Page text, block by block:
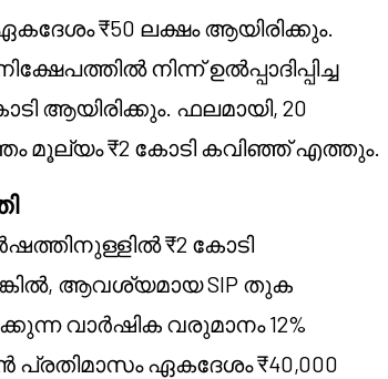
₹50 ലക്ഷം ആയിരിക്കും.
നിന്ന് ഉൽപ്പാദിപ്പിച്ച
ആയിരിക്കും. ഫലമായി, 20
മൂല്യം ₹2 കോടി കവിഞ്ഞ് എത്തും.
₹2 കോടി
ആവശ്യമായ SIP തുക
വാർഷിക വരുമാനം 12%
ഏകദേശം ₹40,000